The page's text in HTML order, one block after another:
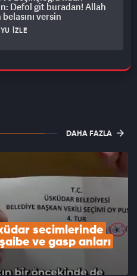
Defol git buradan! Allah
versin
İZLE
DAHA FAZLA
seçimlerinde
ve gasp anları